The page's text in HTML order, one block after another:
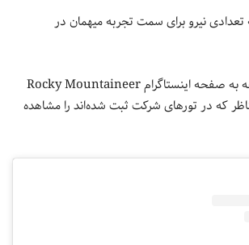
نیرو برای سمت تجربه میهمان در
شما می‌توانید با مراجعه به صفحه اینستاگرام Rocky Mountaineer
که در تورهای شرکت ثبت شده‌اند را مشاهده